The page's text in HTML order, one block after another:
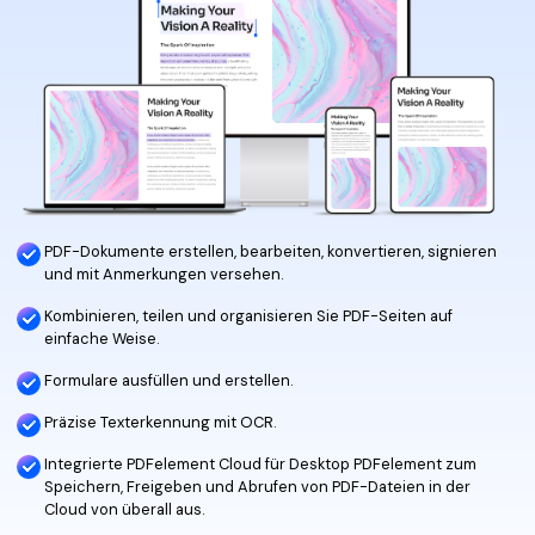
Online PDF Tools
PDF zu Word
PDF komprimieren
PDF zusammenfügen
Word zu PDF
Persönliche Benutzer
PDF konvertieren
PDF bearbeiten
PDF komprimieren
PDF organisieren
PDF zuschneiden
Professionelle Anwender
PDF Formular
PDF Stapelbearbeiten
PDF wie Word bearbeiten
Konvertierung Tipps
Komprimieren Tipps
Weitere Themen finden
Warum PDFelement
Kundengeschichten
PDF-Software-Vergleich
G2 Awards
Bessere Nutzung
Technische Daten
PDF-Dokumente erstellen, bearbeiten, konvertieren, signieren
und mit Anmerkungen versehen.
Kombinieren, teilen und organisieren Sie PDF-Seiten auf
einfache Weise.
Formulare ausfüllen und erstellen.
Präzise Texterkennung mit OCR.
Integrierte PDFelement Cloud für Desktop PDFelement zum
Speichern, Freigeben und Abrufen von PDF-Dateien in der
Cloud von überall aus.